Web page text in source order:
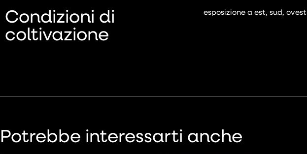
Condizioni di
coltivazione
esposizione a est, sud, ovest
Potrebbe interessarti anche